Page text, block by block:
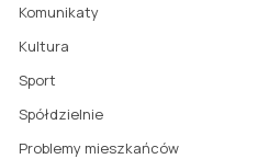
Komunikaty
Kultura
Sport
Spółdzielnie
Problemy mieszkańców